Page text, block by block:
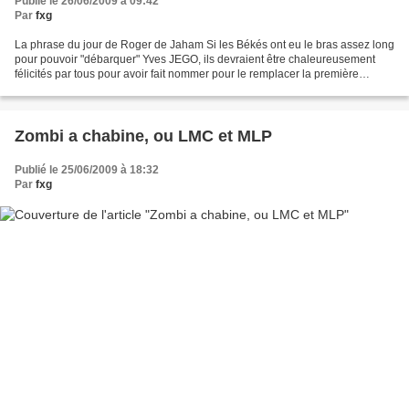
Par fxg
La phrase du jour de Roger de Jaham Si les Békés ont eu le bras assez long
pour pouvoir "débarquer" Yves JEGO, ils devraient être chaleureusement
félicités par tous pour avoir fait nommer pour le remplacer la première
Zombi a chabine, ou LMC et MLP
Publié le 25/06/2009 à 18:32
Par fxg